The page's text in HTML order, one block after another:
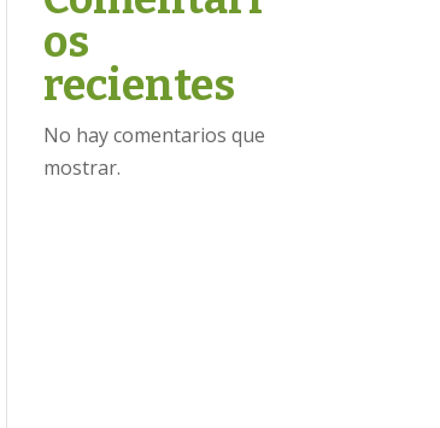
os
recientes
No hay comentarios que
mostrar.